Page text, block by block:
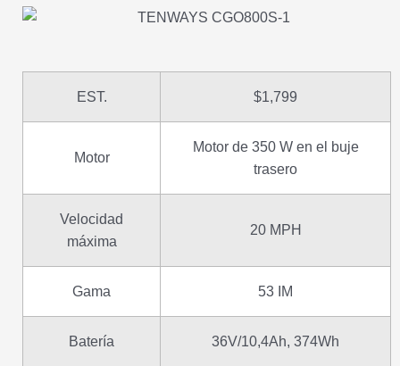
EST. $1,799
Motor
Motor de 350 W en el buje
trasero
Velocidad
máxima
20 MPH
Gama 53 IM
Batería 36V/10,4Ah, 374Wh